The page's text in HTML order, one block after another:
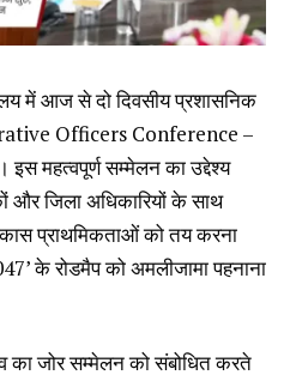
में आज से दो दिवसीय प्रशासनिक
Officers Conference –
महत्वपूर्ण सम्मेलन का उद्देश्य
और जिला अधिकारियों के साथ
प्राथमिकताओं को तय करना
के रोडमैप को अमलीजामा पहनाना
का जोर सम्मेलन को संबोधित करते